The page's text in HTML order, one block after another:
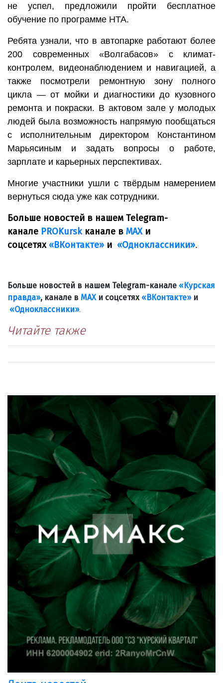
не успел, предложили пройти бесплатное
обучение по программе НТА.
Ребята узнали, что в автопарке работают более
200 современных «Волгабасов» с климат-
контролем, видеонаблюдением и навигацией, а
также посмотрели ремонтную зону полного
цикла — от мойки и диагностики до кузовного
ремонта и покраски. В актовом зале у молодых
людей была возможность напрямую пообщаться
с исполнительным директором Константином
Марьясиным и задать вопросы о работе,
зарплате и карьерных перспективах.
Многие участники ушли с твёрдым намерением
вернуться сюда уже как сотрудники.
Больше новостей в нашем Telegram-
канале PROKurskканале в МАХи
соцсетях «ВКонтакте» и «Одноклассники».
Больше новостей в нашем Telegram-канале «Курская
правда», канале в МАХ и соцсетях «ВКонтакте»и
«Одноклассники».
Читайте также